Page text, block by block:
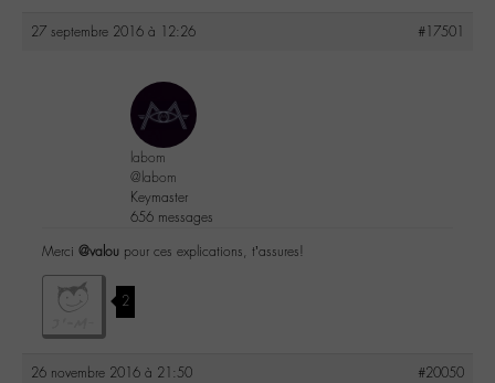
27 septembre 2016 à 12:26 #17501
labom
@labom
Keymaster
656 messages
Merci @valou pour ces explications, t’assures!
2
26 novembre 2016 à 21:50 #20050